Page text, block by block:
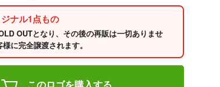
ナル1点もの
OUTとなり、その後の再販は一切ありませ
に完全譲渡されます。